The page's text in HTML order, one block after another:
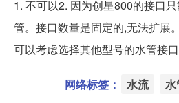
1. 不可以2. 因为创星800的接口
管。接口数量是固定的,无法扩展
可以考虑选择其他型号的水管接口
网络标签： 水流 水